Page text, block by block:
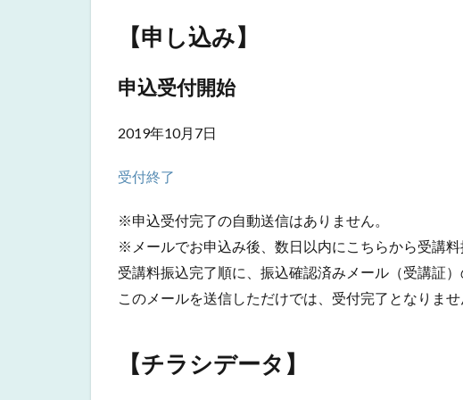
3
【申
み】
申込
開始
【チ
ラシ
デー
タ】
【申し込み】
申込受付開始
2019年10月7日
受付終了
※申込受付完了の自動送信はありません。
※メールでお申込み後、数日以内にこちらから受講
受講料振込完了順に、振込確認済みメール（受講証
このメールを送信しただけでは、受付完了となりませ
【チラシデータ】